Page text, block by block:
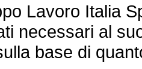
Lavoro Italia
necessari al
base di